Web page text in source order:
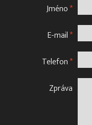
Jméno*
E-mail*
Telefon*
Zpráva